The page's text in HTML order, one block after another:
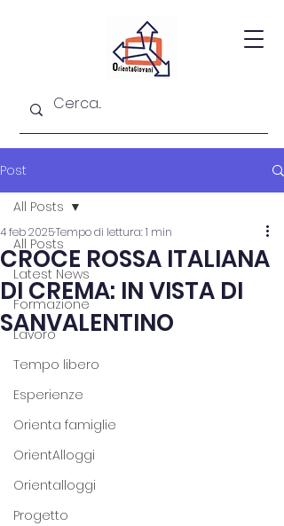
Post
All Posts
Latest News
Formazione
Lavoro
Tempo libero
Esperienze
Orienta famiglie
OrientAlloggi
Orientalloggi
Progetto
All Posts
CROCE ROSSA ITALIANA
DI CREMA: IN VISTA DI
SANVALENTINO
4 feb 2025Tempo di lettura: 1 min